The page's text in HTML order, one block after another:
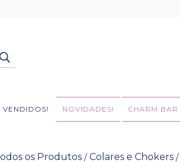
VENDIDOS! NOVIDADES! CHARM BAR
os Produtos / Colares e Chokers /